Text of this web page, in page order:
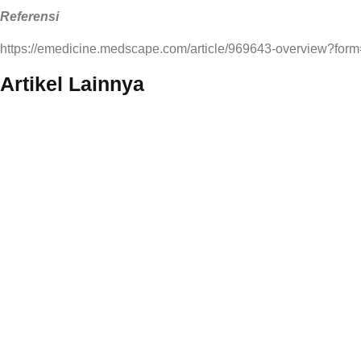
Referensi
https://emedicine.medscape.com/article/969643-
Artikel Lainnya